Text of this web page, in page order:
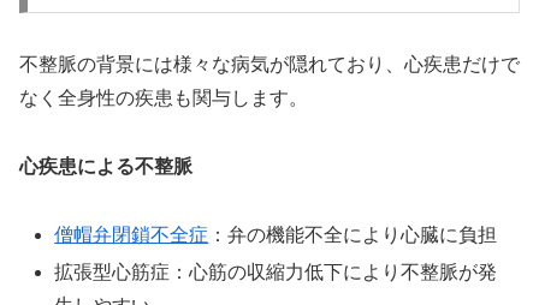
不整脈の背景には様々な病気が隠れており、心疾患だけで
なく全身性の疾患も関与します。
心疾患による不整脈
僧帽弁閉鎖不全症 ：弁の機能不全により心臓に負担
拡張型心筋症：心筋の収縮力低下により不整脈が発